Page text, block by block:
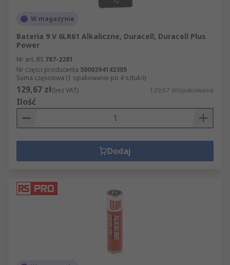
W magazynie
Bateria 9 V 6LR61 Alkaliczne, Duracell, Duracell Plus
Power
Nr art. RS 787-2281
Nr części producenta 5000394142305
Suma częściowa (1 opakowanie po 4 sztuk/i)
129,67 zł(bez VAT) 129,67 zł/opakowanie
Ilość
Dodaj